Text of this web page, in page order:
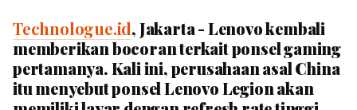
Technologue.id, Jakarta - Lenovo kembali
memberikan bocoran terkait ponsel gaming
pertamanya. Kali ini, perusahaan asal China
itu menyebut ponsel Lenovo Legion akan